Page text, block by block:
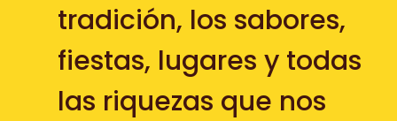
tradición, los sabores,
fiestas, lugares y todas
las riquezas que nos